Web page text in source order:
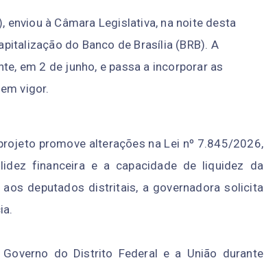
enviou à Câmara Legislativa, na noite desta
do Banco de Brasília (BRB). A
em 2 de junho, e passa a incorporar as
vigor.
promove alterações na Lei nº 7.845/2026,
financeira e a capacidade de liquidez da
deputados distritais, a governadora solicita
do Distrito Federal e a União durante